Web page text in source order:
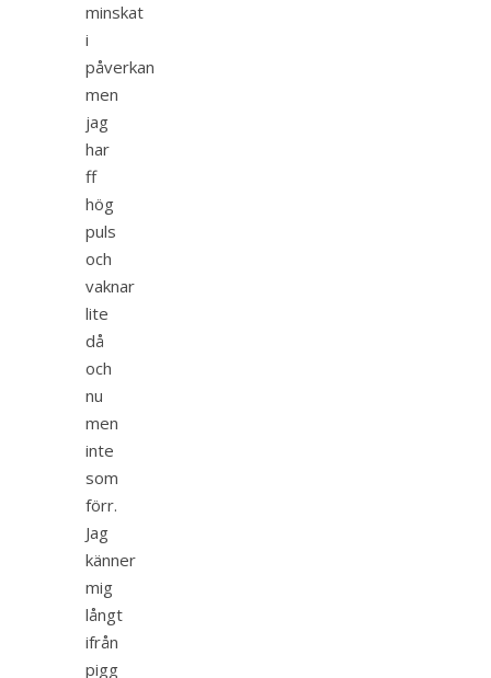
minskat
i
påverkan
men
jag
har
ff
hög
puls
och
vaknar
lite
då
och
nu
men
inte
som
förr.
Jag
känner
mig
långt
ifrån
pigg